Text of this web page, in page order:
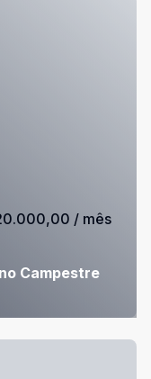
Campestre
/ mês